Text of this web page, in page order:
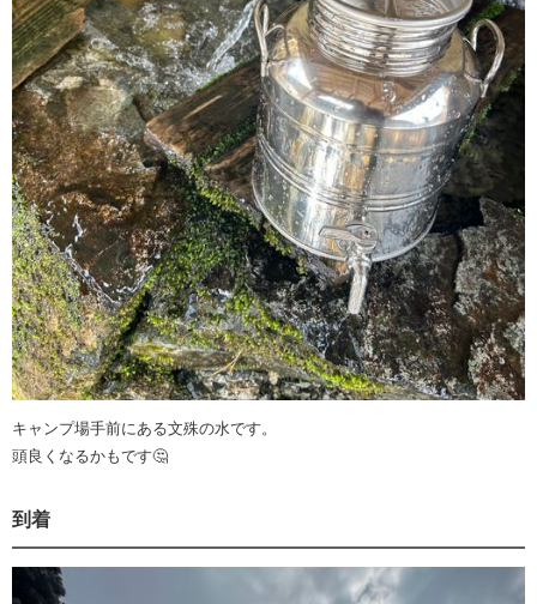
キャンプ場手前にある文殊の水です。
頭良くなるかもです🤔
到着